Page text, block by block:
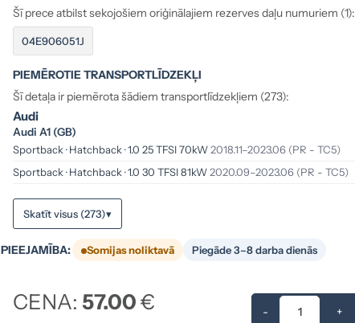
Šī prece atbilst sekojošiem oriģinālajiem rezerves daļu numuriem (1):
04E906051J
PIEMĒROTIE TRANSPORTLĪDZEKĻI
Šī detaļa ir piemērota šādiem transportlīdzekļiem (273):
Audi
Audi A1 (GB)
Sportback · Hatchback · 1.0 25 TFSI 70kW2018.11–2023.06 (PR - TC5)
Sportback · Hatchback · 1.0 30 TFSI 81kW2020.09–2023.06 (PR - TC5)
Skatīt visus (273)▾
PIEEJAMĪBA: Somijas noliktavā Piegāde 3–8 darba dienās
CENA:57.00€ - +